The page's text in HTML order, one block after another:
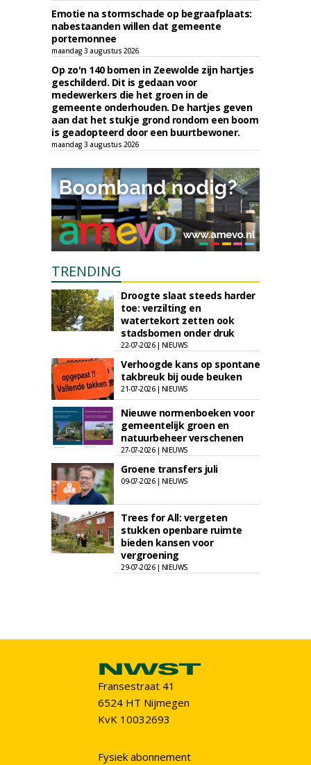
Emotie na stormschade op begraafplaats:
nabestaanden willen dat gemeente
portemonnee
maandag 3 augustus 2026
Op zo'n 140 bomen in Zeewolde zijn hartjes
geschilderd. Dit is gedaan voor
medewerkers die het groen in de
gemeente onderhouden. De hartjes geven
aan dat het stukje grond rondom een boom
is geadopteerd door een buurtbewoner.
maandag 3 augustus 2026
TRENDING
Droogte slaat steeds harder
toe: verzilting en
watertekort zetten ook
stadsbomen onder druk
22-07-2026 | NIEUWS
Verhoogde kans op spontane
takbreuk bij oude beuken
21-07-2026 | NIEUWS
Nieuwe normenboeken voor
gemeentelijk groen en
natuurbeheer verschenen
27-07-2026 | NIEUWS
Groene transfers juli
09-07-2026 | NIEUWS
Trees for All: vergeten
stukken openbare ruimte
bieden kansen voor
vergroening
29-07-2026 | NIEUWS
Fransestraat 41
6524 HT Nijmegen
KvK 10032693
Fysiek abonnement